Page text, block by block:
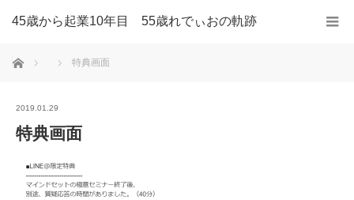
45歳から起業10年目 55歳れでぃおの軌跡
ホーム 特典画面
2019.01.29
特典画面